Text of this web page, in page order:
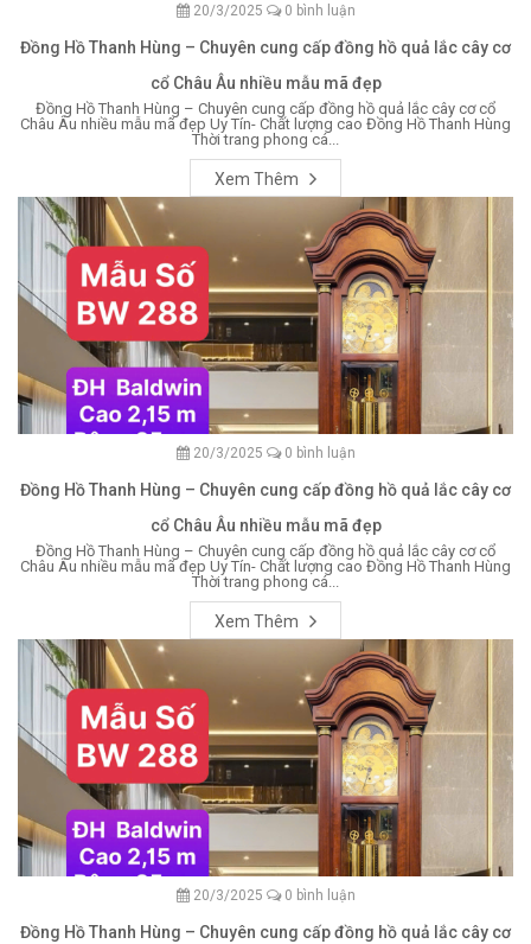
20/3/2025 0 bình luận
Đồng Hồ Thanh Hùng – Chuyên cung cấp đồng hồ quả lắc cây cơ
cổ Châu Âu nhiều mẫu mã đẹp
Đồng Hồ Thanh Hùng – Chuyên cung cấp đồng hồ quả lắc cây cơ cổ
Châu Âu nhiều mẫu mã đẹp Uy Tín- Chất lượng cao Đồng Hồ Thanh Hùng
Thời trang phong cá...
Xem Thêm
20/3/2025 0 bình luận
Đồng Hồ Thanh Hùng – Chuyên cung cấp đồng hồ quả lắc cây cơ
cổ Châu Âu nhiều mẫu mã đẹp
Đồng Hồ Thanh Hùng – Chuyên cung cấp đồng hồ quả lắc cây cơ cổ
Châu Âu nhiều mẫu mã đẹp Uy Tín- Chất lượng cao Đồng Hồ Thanh Hùng
Thời trang phong cá...
Xem Thêm
20/3/2025 0 bình luận
Đồng Hồ Thanh Hùng – Chuyên cung cấp đồng hồ quả lắc cây cơ